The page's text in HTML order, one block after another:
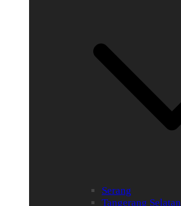
Serang
Tangerang Selatan